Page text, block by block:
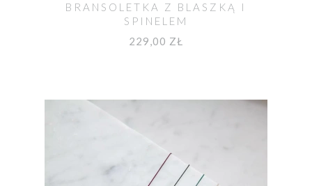
BRANSOLETKA Z BLASZKĄ I
SPINELEM
229,00 ZŁ